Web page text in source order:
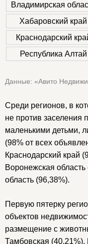
Владимирская
Хабаровский край
Краснодарский
Республика Алтай
Данные: «Авито
Среди регионов, в
не против заселения
маленькими детьми,
(98% от всех
Краснодарский край
Воронежская
область (96,38%).
Первую пятерку
объектов
размещение с
Тамбовская (40,21%),